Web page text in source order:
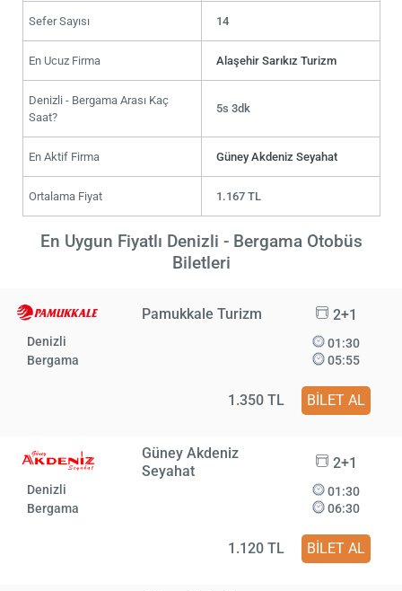
Sefer Sayısı 14
En Ucuz Firma Alaşehir Sarıkız Turizm
Denizli - Bergama Arası Kaç
Saat?
5s 3dk
En Aktif Firma Güney Akdeniz Seyahat
Ortalama Fiyat 1.167 TL
En Uygun Fiyatlı Denizli - Bergama Otobüs
Biletleri
Pamukkale Turizm 2+1
Denizli
Bergama
01:30
05:55
1.350 TL BİLET AL
Güney Akdeniz
Seyahat
2+1
Denizli
Bergama
01:30
06:30
1.120 TL BİLET AL